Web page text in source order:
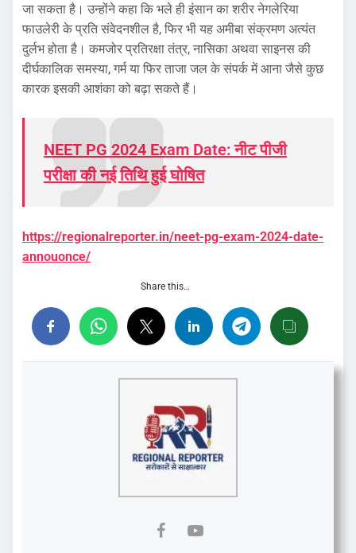
जा सकता है। उन्होंने कहा कि भले ही इंसान का शरीर नेगलेरिया
फाउलेरी के प्रति संवेदनशील है, फिर भी यह अमीबा संक्रमण अत्यंत
दुर्लभ होता है। कमजोर प्रतिरक्षा तंत्र, नासिका अथवा साइनस की
दीर्घकालिक समस्या, गर्म या फिर ताजा जल के संपर्क में आना जैसे कुछ
कारक इसकी आशंका को बढ़ा सकते हैं।
NEET PG 2024 Exam Date: नीट पीजी
परीक्षा की नई तिथि हुई घोषित
https://regionalreporter.in/neet-pg-exam-2024-date-
annouonce/
Share this…